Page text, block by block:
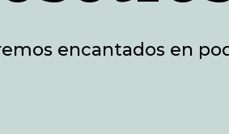
encantados en